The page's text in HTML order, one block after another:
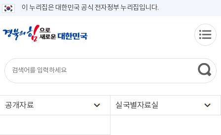
이 누리집은 대한민국 공식 전자정부 누리집입니다.
공개자료 실국별자료실